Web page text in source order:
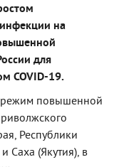
на
для
COVID-19.
режим повышенной
Республики
Саха (Якутия), в